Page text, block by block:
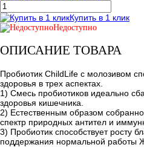
Купить в 1 клик
Недоступно
ОПИСАНИЕ ТОВАРА
Пробиотик ChildLife с молозивом
здоровья в трех аспектах.
1) Смесь пробиотиков идеально
здоровья кишечника.
2) Естественным образом
спектр природных антител и
3) Пробиотик способствует росту
поддержания нормальной работы